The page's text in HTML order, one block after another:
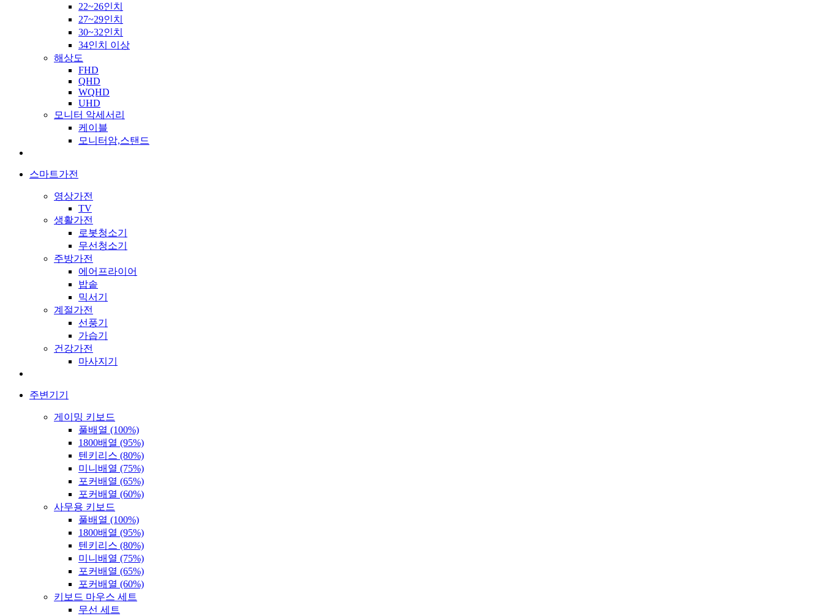
22~26인치
27~29인치
30~32인치
34인치 이상
해상도
FHD
QHD
WQHD
UHD
모니터 악세서리
케이블
모니터암,스탠드
스마트가전
영상가전
TV
생활가전
로봇청소기
무선청소기
주방가전
에어프라이어
밥솥
믹서기
계절가전
선풍기
가습기
건강가전
마사지기
주변기기
게이밍 키보드
풀배열 (100%)
1800배열 (95%)
텐키리스 (80%)
미니배열 (75%)
포커배열 (65%)
포커배열 (60%)
사무용 키보드
풀배열 (100%)
1800배열 (95%)
텐키리스 (80%)
미니배열 (75%)
포커배열 (65%)
포커배열 (60%)
키보드 마우스 세트
무선 세트